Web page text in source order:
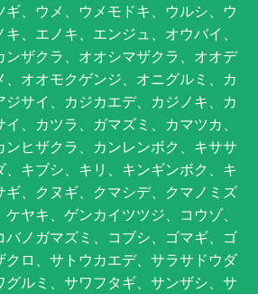
、ウメ、ウメモドキ、ウルシ、ウ
、エノキ、エンジュ、オウバイ、
ンザクラ、オオシマザクラ、オオデ
オオモクゲンジ、オニグルミ、カ
サイ、カジカエデ、カジノキ、カ
、カツラ、ガマズミ、カマツカ、
ンヒザクラ、カンレンボク、キササ
キブシ、キリ、キンギンボク、キ
ギ、クヌギ、クマシデ、クマノミズ
ヤキ、ゲンカイツツジ、コウゾ、
バノガマズミ、コブシ、ゴマギ、ゴ
クロ、サトウカエデ、サラサドウダ
グルミ、サワフタギ、サンザシ、サ